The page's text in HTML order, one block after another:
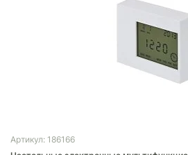
Артикул: 186166